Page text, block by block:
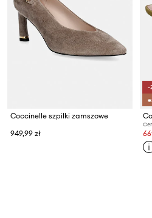
Coccinelle szpilki zamszowe
949,99 zł
-